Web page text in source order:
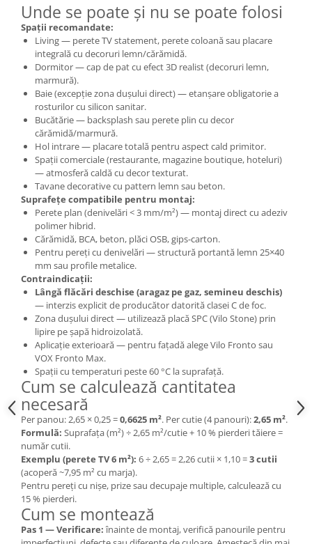
Unde se poate și nu se poate folosi
Spații recomandate:
Living — perete TV statement, perete coloană sau placare
integrală cu decoruri lemn/cărămidă.
Dormitor — cap de pat cu efect 3D realist (decoruri lemn,
marmură).
Baie (excepție zona dușului direct) — etanșare obligatorie a
rosturilor cu silicon sanitar.
Bucătărie — backsplash sau perete plin cu decor
cărămidă/marmură.
Hol intrare — placare totală pentru aspect cald primitor.
Spații comerciale (restaurante, magazine boutique, hoteluri)
— atmosferă caldă cu decor texturat.
Tavane decorative cu pattern lemn sau beton.
Suprafețe compatibile pentru montaj:
Perete plan (denivelări < 3 mm/m²) — montaj direct cu adeziv
polimer hibrid.
Cărămidă, BCA, beton, plăci OSB, gips-carton.
Pentru pereți cu denivelări — structură portantă lemn 25×40
mm sau profile metalice.
Contraindicații:
Lângă flăcări deschise (aragaz pe gaz, semineu deschis)
— interzis explicit de producător datorită clasei C de foc.
Zona dușului direct — utilizează placă SPC (Vilo Stone) prin
lipire pe șapă hidroizolată.
Aplicație exterioară — pentru fațadă alege Vilo Fronto sau
VOX Fronto Max.
Spații cu temperaturi peste 60 °C la suprafață.
Cum se calculează cantitatea
necesară
Per panou: 2,65 × 0,25 =0,6625 m². Per cutie (4 panouri):2,65 m².
Formulă: Suprafața (m²) ÷ 2,65 m²/cutie + 10 % pierderi tăiere =
număr cutii.
Exemplu (perete TV 6 m²): 6 ÷ 2,65 = 2,26 cutii × 1,10 =3 cutii
(acoperă ~7,95 m² cu marja).
Pentru pereți cu nișe, prize sau decupaje multiple, calculează cu
15 % pierderi.
Cum se montează
Pas 1 — Verificare:înainte de montaj, verifică panourile pentru